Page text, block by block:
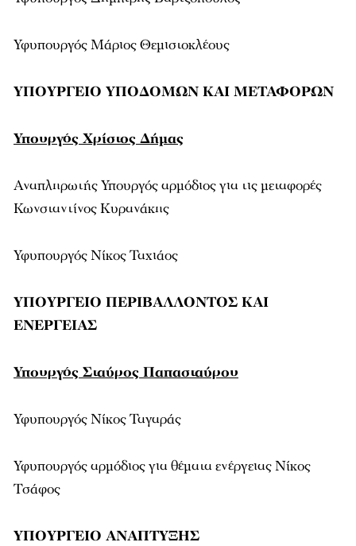
Υφυπουργός Μάριος Θεμιστοκλέους
ΥΠΟΥΡΓΕΙΟ ΥΠΟΔΟΜΩΝ ΚΑΙ ΜΕΤΑΦΟΡΩΝ
Υπουργός Χρίστος Δήμας
Αναπληρωτής Υπουργός αρμόδιος για τις μεταφορές
Κωνσταντίνος Κυρανάκης
Υφυπουργός Νίκος Ταχιάος
ΥΠΟΥΡΓΕΙΟ ΠΕΡΙΒΑΛΛΟΝΤΟΣ ΚΑΙ
ΕΝΕΡΓΕΙΑΣ
Υπουργός Σταύρος Παπασταύρου
Υφυπουργός Νίκος Ταγαράς
Υφυπουργός αρμόδιος για θέματα ενέργειας Νίκος
Τσάφος
ΥΠΟΥΡΓΕΙΟ ΑΝΑΠΤΥΞΗΣ